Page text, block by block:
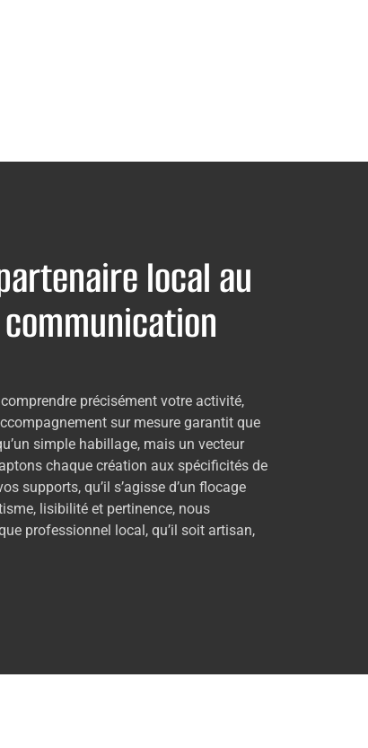
local au
précisément votre activité,
sur mesure garantit que
simple habillage, mais un vecteur
chaque création aux spécificités de
supports, qu’il s’agisse d’un flocage
lisibilité et pertinence, nous
professionnel local, qu’il soit artisan,